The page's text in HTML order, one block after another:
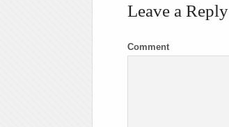
Leave a Reply
Comment